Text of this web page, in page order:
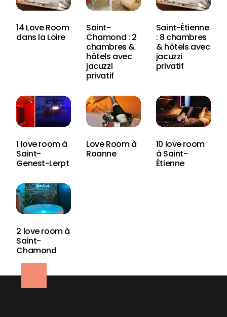
14 Love Room
dans la Loire
Saint-
Chamond : 2
chambres &
hôtels avec
jacuzzi
privatif
Saint-Étienne
: 8 chambres
& hôtels avec
jacuzzi
privatif
1 love room à
Saint-
Genest-Lerpt
Love Room à
Roanne
10 love room
à Saint-
Étienne
2 love room à
Saint-
Chamond